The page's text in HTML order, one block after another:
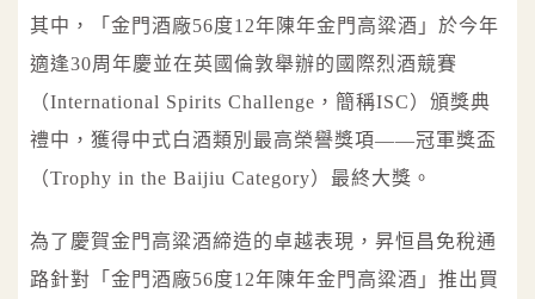
其中，「金門酒廠56度12年陳年金門高粱酒」於今年
適逢30周年慶並在英國倫敦舉辦的國際烈酒競賽
（International Spirits Challenge，簡稱ISC）頒獎典
禮中，獲得中式白酒類別最高榮譽獎項——冠軍獎盃
（Trophy in the Baijiu Category）最終大獎。
為了慶賀金門高粱酒締造的卓越表現，昇恒昌免稅通
路針對「金門酒廠56度12年陳年金門高粱酒」推出買